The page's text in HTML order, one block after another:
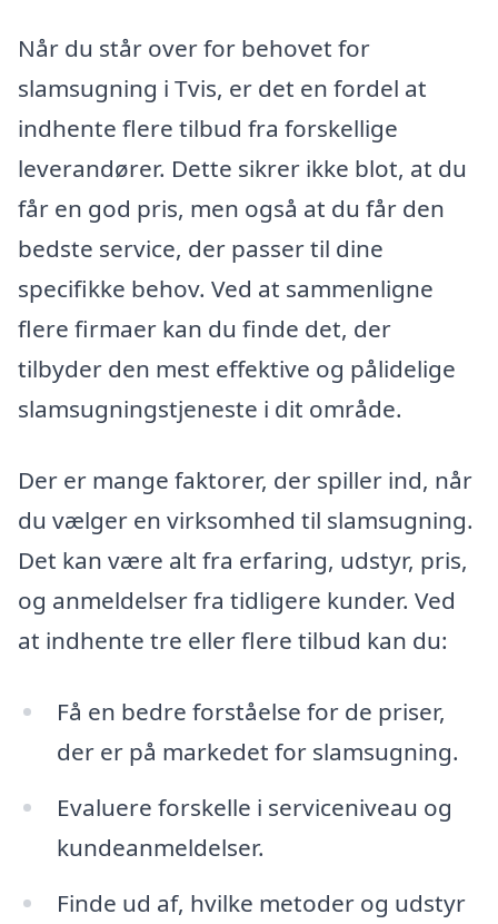
Når du står over for behovet for
slamsugning i Tvis, er det en fordel at
indhente flere tilbud fra forskellige
leverandører. Dette sikrer ikke blot, at du
får en god pris, men også at du får den
bedste service, der passer til dine
specifikke behov. Ved at sammenligne
flere firmaer kan du finde det, der
tilbyder den mest effektive og pålidelige
slamsugningstjeneste i dit område.
Der er mange faktorer, der spiller ind, når
du vælger en virksomhed til slamsugning.
Det kan være alt fra erfaring, udstyr, pris,
og anmeldelser fra tidligere kunder. Ved
at indhente tre eller flere tilbud kan du:
Få en bedre forståelse for de priser,
der er på markedet for slamsugning.
Evaluere forskelle i serviceniveau og
kundeanmeldelser.
Finde ud af, hvilke metoder og udstyr